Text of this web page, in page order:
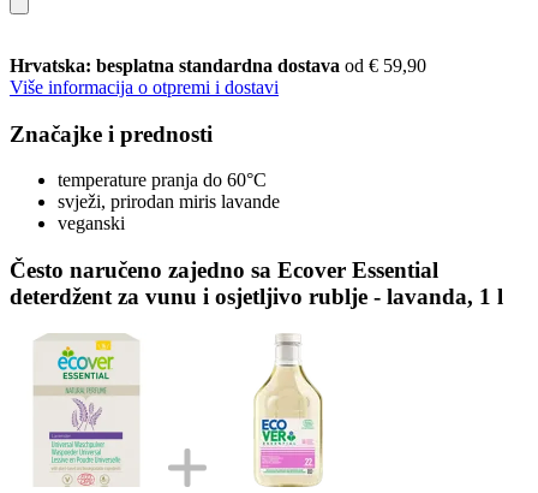
Hrvatska: besplatna standardna dostava od € 59,90
Više informacija o otpremi i dostavi
Značajke i prednosti
temperature pranja do 60°C
svježi, prirodan miris lavande
veganski
Često naručeno zajedno sa Ecover Essential
deterdžent za vunu i osjetljivo rublje - lavanda, 1 l